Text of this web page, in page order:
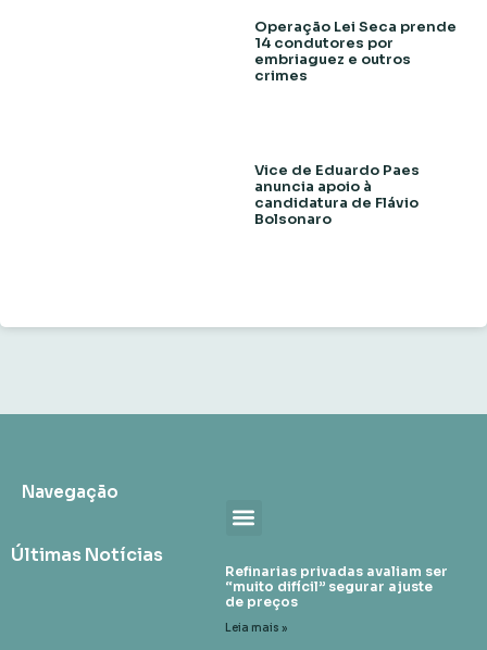
Operação Lei Seca prende
14 condutores por
embriaguez e outros
crimes
Vice de Eduardo Paes
anuncia apoio à
candidatura de Flávio
Bolsonaro
Navegação
Últimas Notícias
Refinarias privadas avaliam ser
“muito difícil” segurar ajuste
de preços
Leia mais »